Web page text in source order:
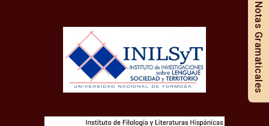
Notas Gramaticales